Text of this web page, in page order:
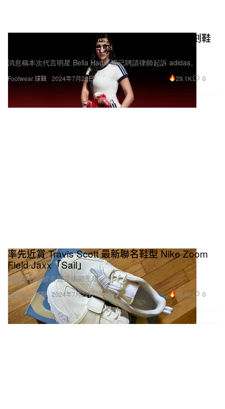
Footwear 球鞋
adidas 誤踩以巴兩國歷史爭議事件，經典復刻鞋
款 SL72 最新形象大片緊急下架
消息稱本次代言明星 Bella Hadid 現已聘請律師起訴 adidas。
2024年7月22日 29.1K 0
Footwear 球鞋
率先近賞 Travis Scott 最新聯名鞋型 Nike Zoom
Field Jaxx「Sail」
鞋款與鞋盒皆有豐富細節呈現。
2024年7月22日 10.8K 0